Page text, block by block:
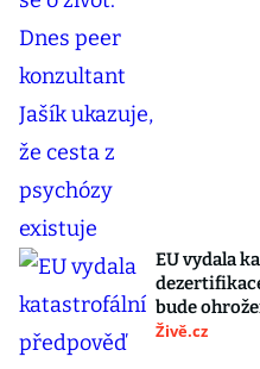
EU vydala
bude
Živě.cz